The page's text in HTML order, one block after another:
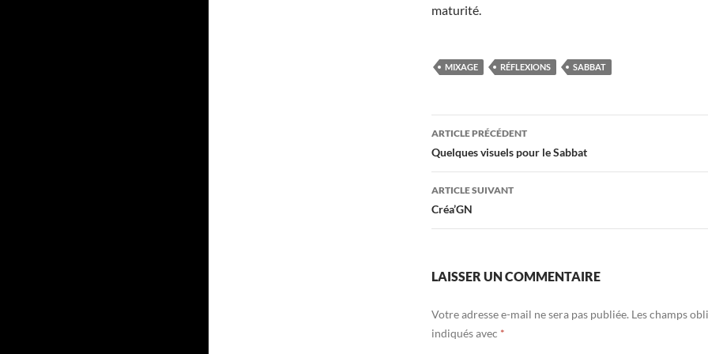
maturité.
MIXAGE RÉFLEXIONS SABBAT
Navigation
des
articles
ARTICLE PRÉCÉDENT
Quelques visuels pour le Sabbat
ARTICLE SUIVANT
Créa’GN
LAISSER UN COMMENTAIRE
Votre adresse e-mail ne sera pas publiée. Les champs
indiqués avec *